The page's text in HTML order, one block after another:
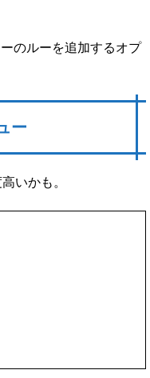
のルーを追加するオプ
ー
いかも。